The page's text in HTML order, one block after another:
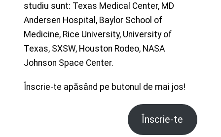
studiu sunt: Texas Medical Center, MD
Andersen Hospital, Baylor School of
Medicine, Rice University, University of
Texas, SXSW, Houston Rodeo, NASA
Johnson Space Center.
Înscrie-te apăsând pe butonul de mai jos!
Înscrie-te